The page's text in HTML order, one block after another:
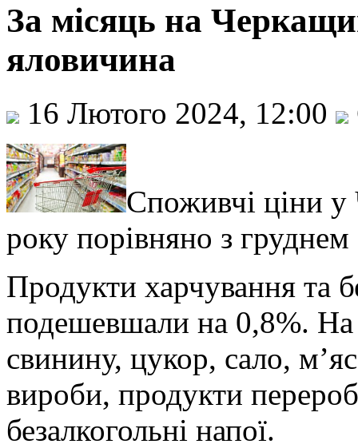
За місяць на
яловичина
16 Лютого 2024, 12:00
Споживчі ціни у
року порівняно з
Продукти харчування та
подешевшали на 0,8%. На
свинину, цукор, сало,
вироби, продукти
безалкогольні напої.